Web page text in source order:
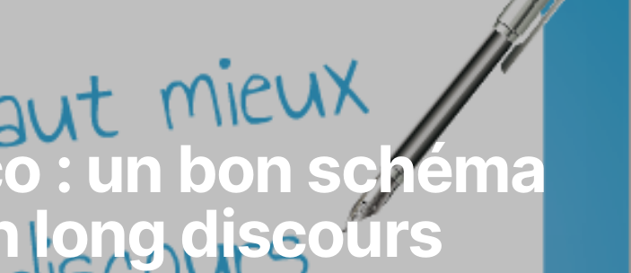
: un bon schéma
long discours